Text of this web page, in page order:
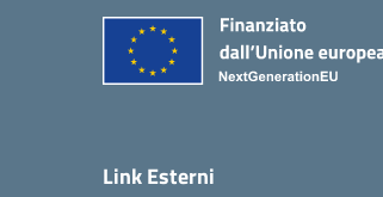
Link Esterni